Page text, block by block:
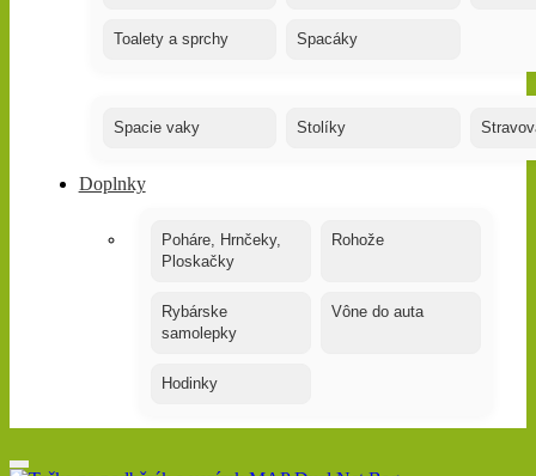
Toalety a sprchy Spacáky
Spacie vaky Stolíky
Doplnky
Poháre, Hrnčeky,
Ploskačky
Rohože
Rybárske
samolepky
Vône do auta
Hodinky